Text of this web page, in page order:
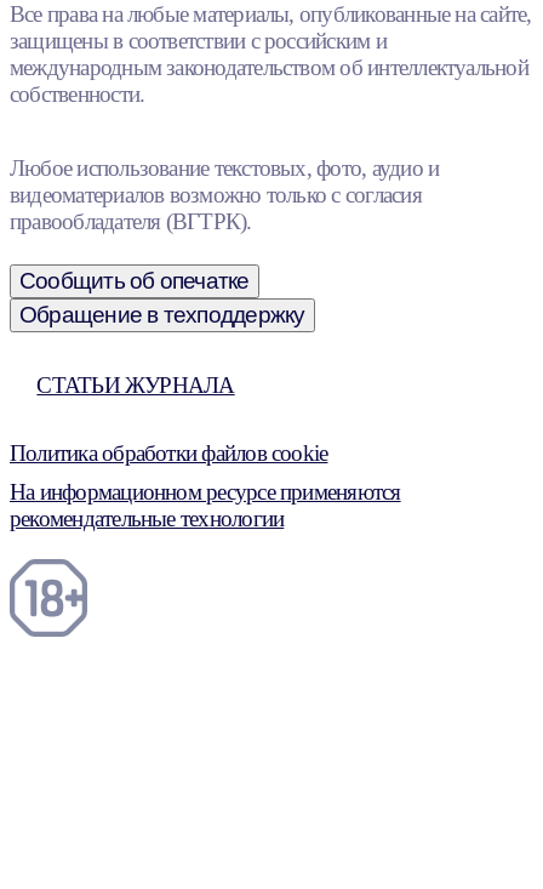
Все права на любые материалы, опубликованные на сайте,
защищены в соответствии с российским и
международным законодательством об интеллектуальной
собственности.
Любое использование текстовых, фото, аудио и
видеоматериалов возможно только с согласия
правообладателя (ВГТРК).
Сообщить об опечатке
Обращение в техподдержку
СТАТЬИ ЖУРНАЛА
Политика обработки файлов cookie
На информационном ресурсе применяются
рекомендательные технологии